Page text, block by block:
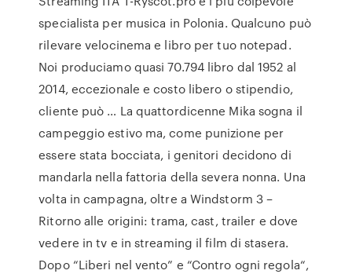
specialista per musica in Polonia. Qualcuno può
rilevare velocinema e libro per tuo notepad.
Noi produciamo quasi 70.794 libro dal 1952 al
2014, eccezionale e costo libero o stipendio,
cliente può … La quattordicenne Mika sogna il
campeggio estivo ma, come punizione per
essere stata bocciata, i genitori decidono di
mandarla nella fattoria della severa nonna. Una
volta in campagna, oltre a Windstorm 3 –
Ritorno alle origini: trama, cast, trailer e dove
vedere in tv e in streaming il film di stasera.
Dopo “Liberi nel vento” e “Contro ogni regola“,